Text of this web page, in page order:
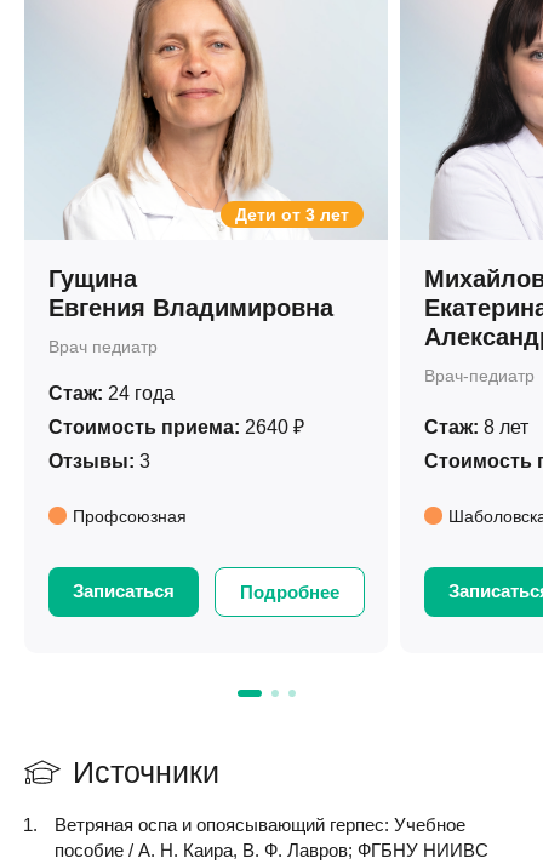
Дети от 3 лет
Гущина
Евгения Владимировна
Врач педиатр
Стаж: 24 года
Стоимость приема: 2640 ₽
Отзывы: 3
Профсоюзная
Записаться Подробнее
Врач-педиатр
Стаж: 8 лет
Стоимость
Источники
Ветряная оспа и опоясывающий герпес: Учебное
пособие / А. Н. Каира, В. Ф. Лавров; ФГБНУ НИИВС